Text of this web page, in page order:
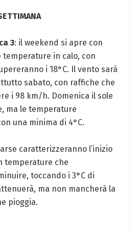
3: il weekend si apre con
temperature in calo, con
i 18°C. Il vento sarà
sabato, con raffiche che
i 98 km/h. Domenica il sole
ma le temperature
una minima di 4°C.
caratterizzeranno l’inizio
temperature che
toccando i 3°C di
ma non mancherà la
pioggia.